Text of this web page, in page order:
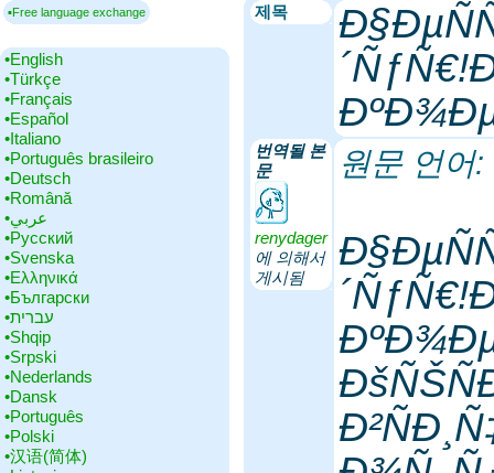
▪Free language exchange
•‎English
•‎Türkçe
•‎Français
•‎Español
•‎Italiano
•‎Português brasileiro
•‎Deutsch
•‎Română
•‎عربي
•‎Русский
•‎Svenska
•‎Ελληνικά
•‎Български
•‎עברית
•‎Shqip
•‎Srpski
•‎Nederlands
•‎Dansk
•‎Português
•‎Polski
•‎汉语(简体)
제목
번역될 본
문
renydager
에 의해서
게시됨
원문 언어